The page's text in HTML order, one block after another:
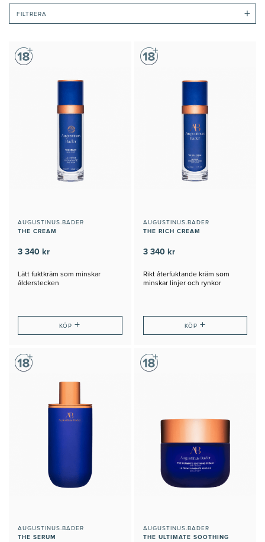
FILTRERA +
AUGUSTINUS.BADER
THE CREAM
3 340 kr
Lätt fuktkräm som minskar
ålderstecken
KÖP+
AUGUSTINUS.BADER
THE RICH CREAM
3 340 kr
Rikt återfuktande kräm som
minskar linjer och rynkor
KÖP +
AUGUSTINUS.BADER
THE SERUM
AUGUSTINUS.BADER
THE ULTIMATE SOOTHING